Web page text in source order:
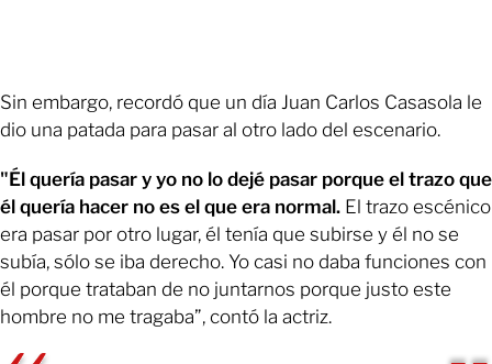
Sin embargo, recordó que un día Juan Carlos Casasola le
dio una patada para pasar al otro lado del escenario.
"Él quería pasar y yo no lo dejé pasar porque el trazo que
él quería hacer no es el que era normal. El trazo escénico
era pasar por otro lugar, él tenía que subirse y él no se
subía, sólo se iba derecho. Yo casi no daba funciones con
él porque trataban de no juntarnos porque justo este
hombre no me tragaba”, contó la actriz.